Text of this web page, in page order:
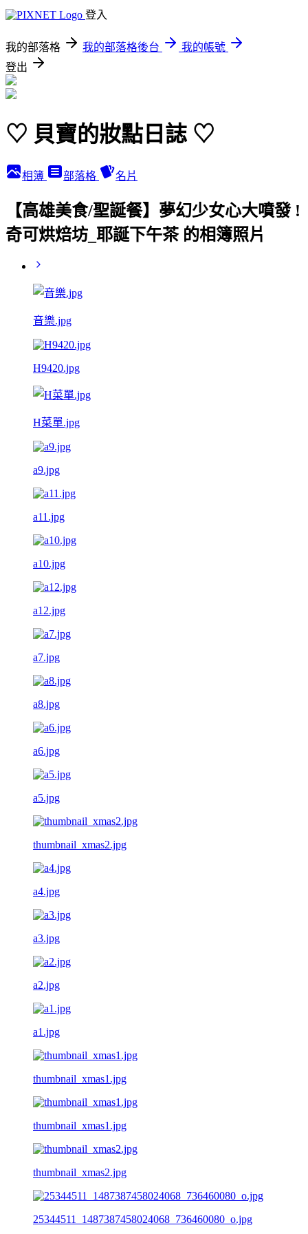
登入
我的部落格 我的部落格後台
我的帳號
登出
♡ 貝寶的妝點日誌 ♡
相簿 部落格 名片
【高雄美食/聖誕餐】夢幻少女心大噴發 !
奇可烘焙坊_耶誕下午茶 的相簿照片
音樂.jpg
H9420.jpg
H菜單.jpg
a9.jpg
a11.jpg
a10.jpg
a12.jpg
a7.jpg
a8.jpg
a6.jpg
a5.jpg
thumbnail_xmas2.jpg
a4.jpg
a3.jpg
a2.jpg
a1.jpg
thumbnail_xmas1.jpg
thumbnail_xmas1.jpg
thumbnail_xmas2.jpg
25344511_1487387458024068_736460080_o.jpg